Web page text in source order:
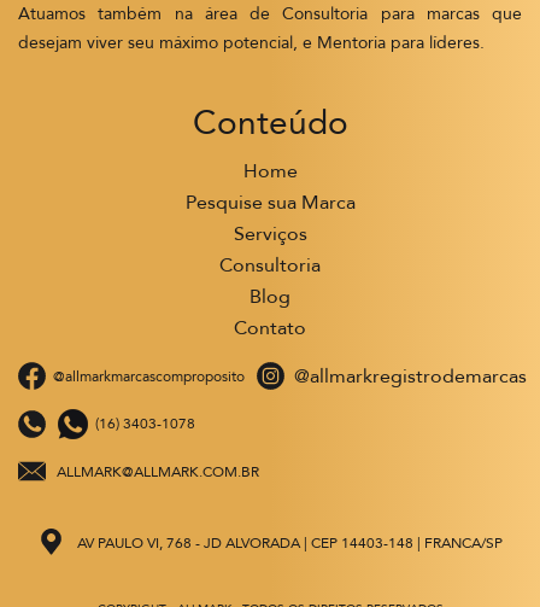
Atuamos também na área de Consultoria para marcas que
desejam viver seu máximo potencial, e Mentoria para líderes.
Conteúdo
Home
Pesquise sua Marca
Serviços
Consultoria
Blog
Contato
@allmarkmarcascomproposito @allmarkregistrodemarcas
(16) 3403-1078
ALLMARK@ALLMARK.COM.BR
AV PAULO VI, 768 - JD ALVORADA | CEP 14403-148 | FRANCA/SP